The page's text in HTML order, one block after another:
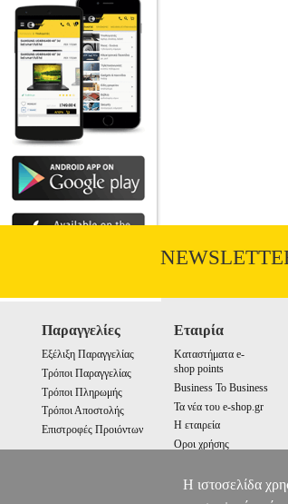
Παραγγελίες
Εξέλιξη Παραγγελίας
Τρόποι Παραγγελίας
Τρόποι Πληρωμής
Τρόποι Αποστολής
Επιστροφές Προιόντων
Εταιρία
Καταστήματα e-
shop points
Business To Business
Τα νέα του e-shop.gr
Η εταιρεία
Οροι χρήσης
Η ιστοσελίδα